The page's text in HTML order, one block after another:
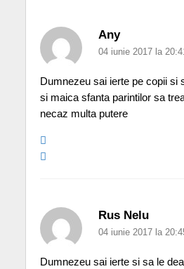
Any
04 iunie 2017 la
Dumnezeu sai ierte pe copii si
si maica sfanta parintilor sa
necaz multa putere
Rus Nelu
04 iunie 2017 la
Dumnezeu sai ierte si sa le